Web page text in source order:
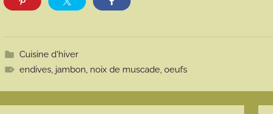
Cuisine d'hiver
endives, jambon, noix de muscade,oeufs